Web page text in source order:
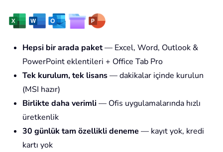
Hepsi bir arada paket— Excel, Word, Outlook &
PowerPoint eklentileri + Office Tab Pro
Tek kurulum, tek lisans— dakikalar içinde kurulun
(MSI hazır)
Birlikte daha verimli — Ofis uygulamalarında hızlı
üretkenlik
30 günlük tam özellikli deneme — kayıt yok, kredi
kartı yok